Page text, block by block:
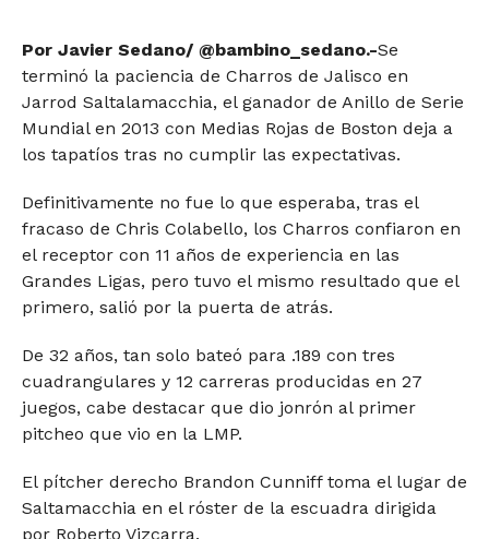
Por Javier Sedano/ @bambino_sedano.-Se
terminó la paciencia de Charros de Jalisco en
Jarrod Saltalamacchia, el ganador de Anillo de Serie
Mundial en 2013 con Medias Rojas de Boston deja a
los tapatíos tras no cumplir las expectativas.
Definitivamente no fue lo que esperaba, tras el
fracaso de Chris Colabello, los Charros confiaron en
el receptor con 11 años de experiencia en las
Grandes Ligas, pero tuvo el mismo resultado que el
primero, salió por la puerta de atrás.
De 32 años, tan solo bateó para .189 con tres
cuadrangulares y 12 carreras producidas en 27
juegos, cabe destacar que dio jonrón al primer
pitcheo que vio en la LMP.
El pítcher derecho Brandon Cunniff toma el lugar de
Saltamacchia en el róster de la escuadra dirigida
por Roberto Vizcarra.